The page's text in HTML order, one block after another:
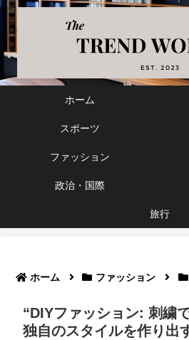
ホーム
スポーツ
ファッション
政治・国際
旅行
ホーム ファッション
“DIYファッション: 刺繍
独自のスタイルを作り出